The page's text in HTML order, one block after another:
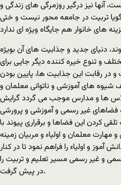
آنها نیز درگیر روزمرگی های زندگی و
تربیت در جامعه محور نیست و ختی
دنیای جدید و جذابیت های آن بویژه
و تنوع خیره کننده دیگر جایی برای
در رقابت این جذابیت ها، پایین بودن
های آموزشی و ناتوانی معلمان و
کلاس ها و مدارس موجب می گردد گرایش
فضاهای غیر رسمی و آموزشی و پرورشی
کردن این فضاها و برقراری پیوند با
معلمان و اولیاء و مربیان زمینه
و اولیاء را فراهم نمود تا در کنار
و غیر رسمی مسیر تعلیم و تربیت را
در پیش گرفت.